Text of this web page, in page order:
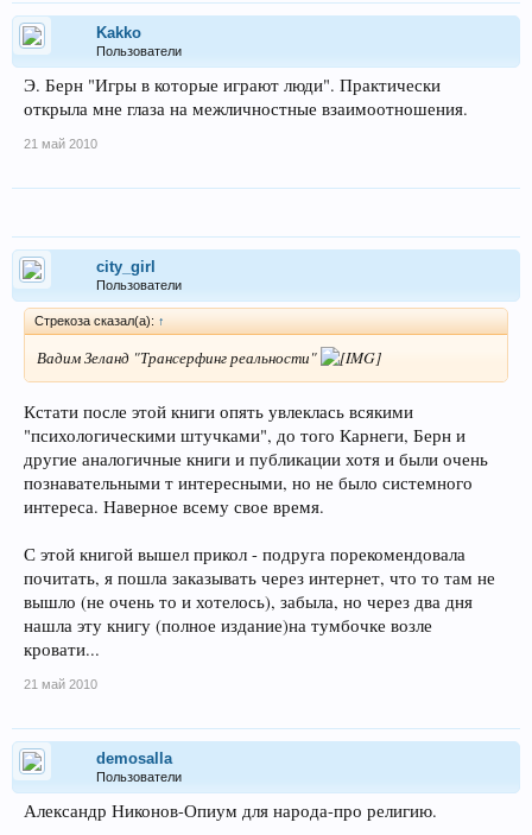
Kakko
Пользователи
Э. Берн "Игры в которые играют люди". Практически
открыла мне глаза на межличностные взаимоотношения.
21 май 2010
city_girl
Пользователи
Стрекоза сказал(а): ↑
Вадим Зеланд "Трансерфинг реальности"
Кстати после этой книги опять увлеклась всякими
"психологическими штучками", до того Карнеги, Берн и
другие аналогичные книги и публикации хотя и были очень
познавательными т интересными, но не было системного
интереса. Наверное всему свое время.
С этой книгой вышел прикол - подруга порекомендовала
почитать, я пошла заказывать через интернет, что то там не
вышло (не очень то и хотелось), забыла, но через два дня
нашла эту книгу (полное издание)на тумбочке возле
кровати...
21 май 2010
demosalla
Пользователи
Александр Никонов-Опиум для народа-про религию.